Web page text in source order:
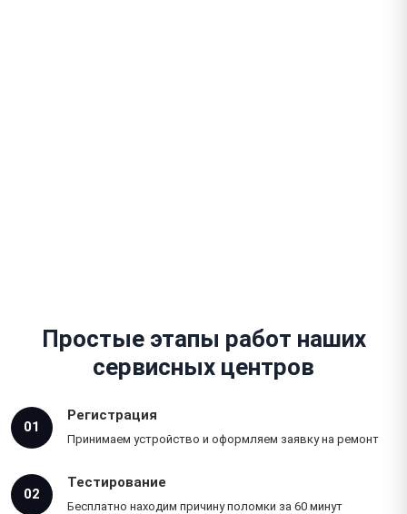
Простые этапы работ наших
сервисных центров
01
Регистрация
Принимаем устройство и оформляем заявку на ремонт
02
Тестирование
Бесплатно находим причину поломки за 60 минут